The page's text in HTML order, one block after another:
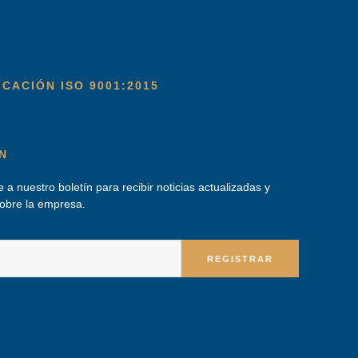
ISO 9001:2015
a nuestro boletín para recibir noticias actualizadas y
la empresa.
REGISTRAR